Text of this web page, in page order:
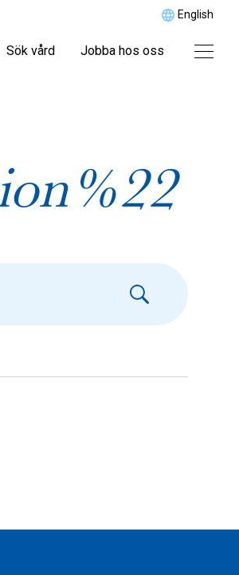
English
Sök vård Jobba hos oss